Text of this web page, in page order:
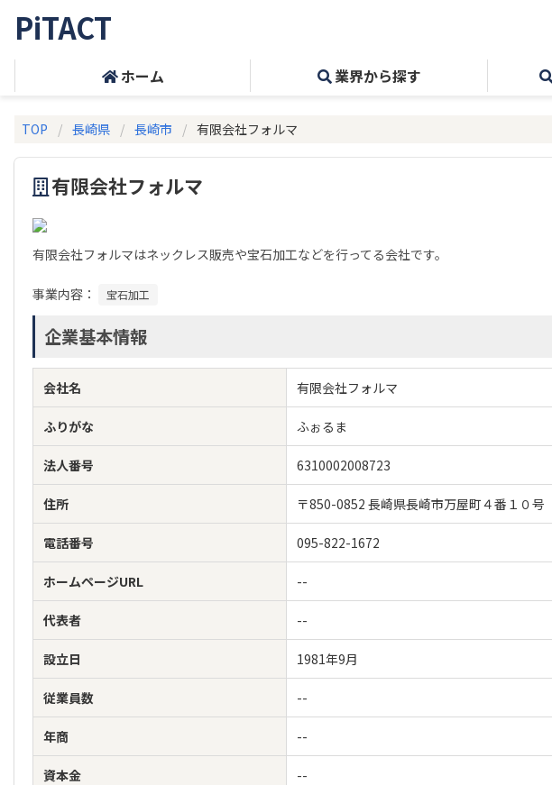
PiTACT
ホーム 業界から探す
TOP 長崎県 長崎市 有限会社フォルマ
有限会社フォルマ
有限会社フォルマはネックレス販売や宝石加工などを行ってる会社です。
事業内容： 宝石加工
企業基本情報
会社名 有限会社フォルマ
ふりがな ふぉるま
法人番号 6310002008723
住所 〒850-0852 長崎県長崎市万屋町４番１０号
電話番号 095-822-1672
ホームページURL --
代表者 --
設立日 1981年9月
従業員数 --
年商 --
資本金 --